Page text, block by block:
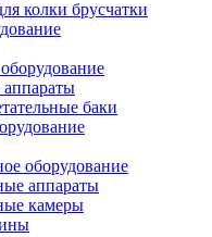
колки брусчатки
баки
оборудование
аппараты
камеры